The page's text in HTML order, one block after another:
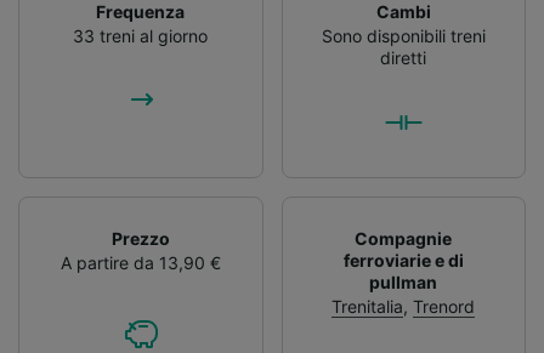
Frequenza
33 treni al giorno
Cambi
Sono disponibili treni
diretti
Prezzo
A partire da 13,90 €
Compagnie
ferroviarie e di
pullman
Trenitalia,Trenord